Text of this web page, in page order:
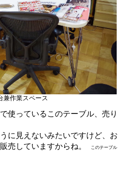
兼作業スペース
使っているこのテーブル、売り
に見えないみたいですけど、お
売していますからね。
このテーブル